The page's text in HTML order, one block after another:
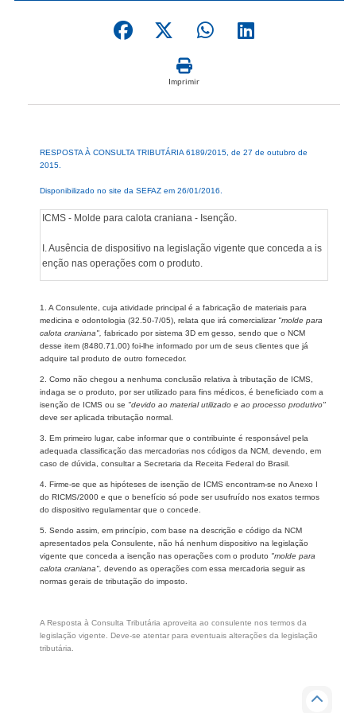
Imprimir
RESPOSTA À CONSULTA TRIBUTÁRIA 6189/2015, de 27 de outubro de
2015.
Disponibilizado no site da SEFAZ em 26/01/2016.
ICMS - Molde para calota craniana - Isenção.
I. Ausência de dispositivo na legislação vigente que conceda a is
enção nas operações com o produto.
1. A Consulente, cuja atividade principal é a fabricação de materiais para
medicina e odontologia (32.50-7/05), relata que irá comercializar "molde para
calota craniana", fabricado por sistema 3D em gesso, sendo que o NCM
desse item (8480.71.00) foi-lhe informado por um de seus clientes que já
adquire tal produto de outro fornecedor.
2. Como não chegou a nenhuma conclusão relativa à tributação de ICMS,
indaga se o produto, por ser utilizado para fins médicos, é beneficiado com a
isenção de ICMS ou se "devido ao material utilizado e ao processo produtivo"
deve ser aplicada tributação normal.
3. Em primeiro lugar, cabe informar que o contribuinte é responsável pela
adequada classificação das mercadorias nos códigos da NCM, devendo, em
caso de dúvida, consultar a Secretaria da Receita Federal do Brasil.
4. Firme-se que as hipóteses de isenção de ICMS encontram-se no Anexo I
do RICMS/2000 e que o benefício só pode ser usufruído nos exatos termos
do dispositivo regulamentar que o concede.
5. Sendo assim, em princípio, com base na descrição e código da NCM
apresentados pela Consulente, não há nenhum dispositivo na legislação
vigente que conceda a isenção nas operações com o produto "molde para
calota craniana", devendo as operações com essa mercadoria seguir as
normas gerais de tributação do imposto.
A Resposta à Consulta Tributária aproveita ao consulente nos termos da
legislação vigente. Deve-se atentar para eventuais alterações da legislação
tributária.